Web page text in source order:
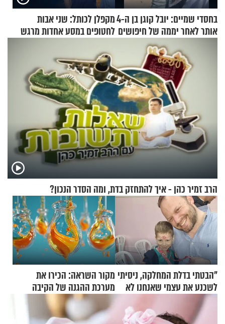
בחסדי שמיים: יובל קוגן בן ה-4
אותר לאחר יממה של חיפושים
מקפלן לכותל: שני אבות
לחטופים במסע אחדות מרגש
הרב זמיר כהן - איך להתחזק בדת, ומה הסדר הנכון?
"הבטתי בדלת המחלקה, ניסיתי
לשכנע את עצמי שאנחנו לא
שייכים לשם"
מקור השראה: הכירו את
מערכת ההגנה של הקיבה